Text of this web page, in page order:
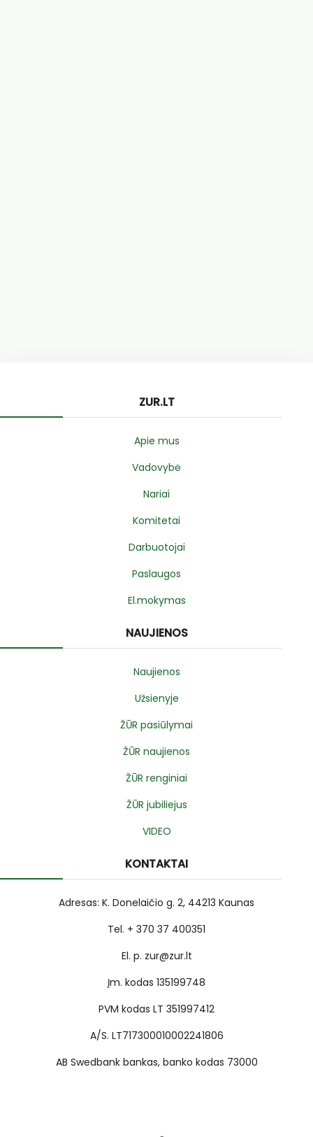
ZUR.LT
Apie mus
Vadovybė
Nariai
Komitetai
Darbuotojai
Paslaugos
El.mokymas
NAUJIENOS
Naujienos
Užsienyje
ŽŪR pasiūlymai
ŽŪR naujienos
ŽŪR renginiai
ŽŪR jubiliejus
VIDEO
KONTAKTAI
Adresas: K. Donelaičio g. 2, 44213 Kaunas
Tel. + 370 37 400351
El. p. zur@zur.lt
Įm. kodas 135199748
PVM kodas LT 351997412
A/S. LT717300010002241806
AB Swedbank bankas, banko kodas 73000